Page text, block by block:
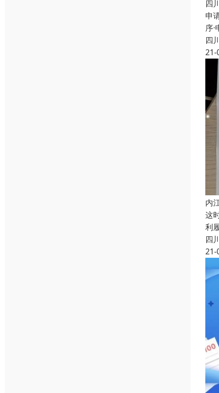
四
申
序
四
21-
内
这
利
四
21-